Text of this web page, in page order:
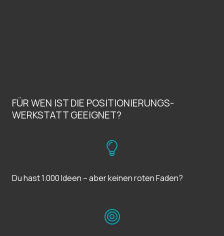
FÜR WEN IST DIE POSITIONIERUNGS-
WERKSTATT GEEIGNET?
Du hast 1.000 Ideen – aber keinen roten Faden?